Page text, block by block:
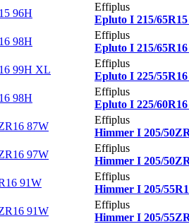
Effiplus
Epluto I 215/
Effiplus
Epluto I 215/
Effiplus
Epluto I 225/
Effiplus
Epluto I 225/
Effiplus
Himmer I 205/
Effiplus
Himmer I 205/
Effiplus
Himmer I 205/
Effiplus
Himmer I 205/